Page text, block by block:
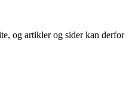
og artikler og sider kan derfor